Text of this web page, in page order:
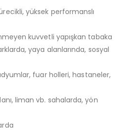
yüksek performanslı
kuvvetli yapışkan tabaka
yaya alanlarında, sosyal
fuar holleri, hastaneler,
liman vb. sahalarda, yön